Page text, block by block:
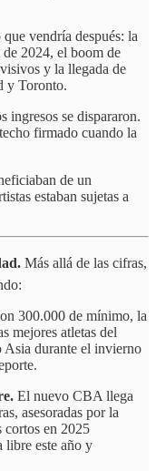
vendría después: la
2024, el boom de
y la llegada de
y Toronto.
ingresos se dispararon.
firmado cuando la
de un
estaban sujetas a
Más allá de las cifras,
300.000 de mínimo, la
mejores atletas del
Asia durante el invierno
El nuevo CBA llega
asesoradas por la
cortos en 2025
libre este año y